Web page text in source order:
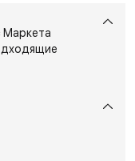
Маркета